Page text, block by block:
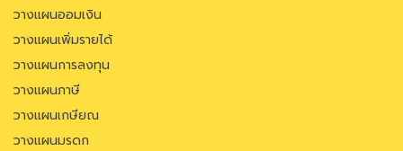
วางแผนออมเงิน
วางแผนเพิ่มรายได้
วางแผนการลงทุน
วางแผนภาษี
วางแผนเกษียณ
วางแผนมรดก